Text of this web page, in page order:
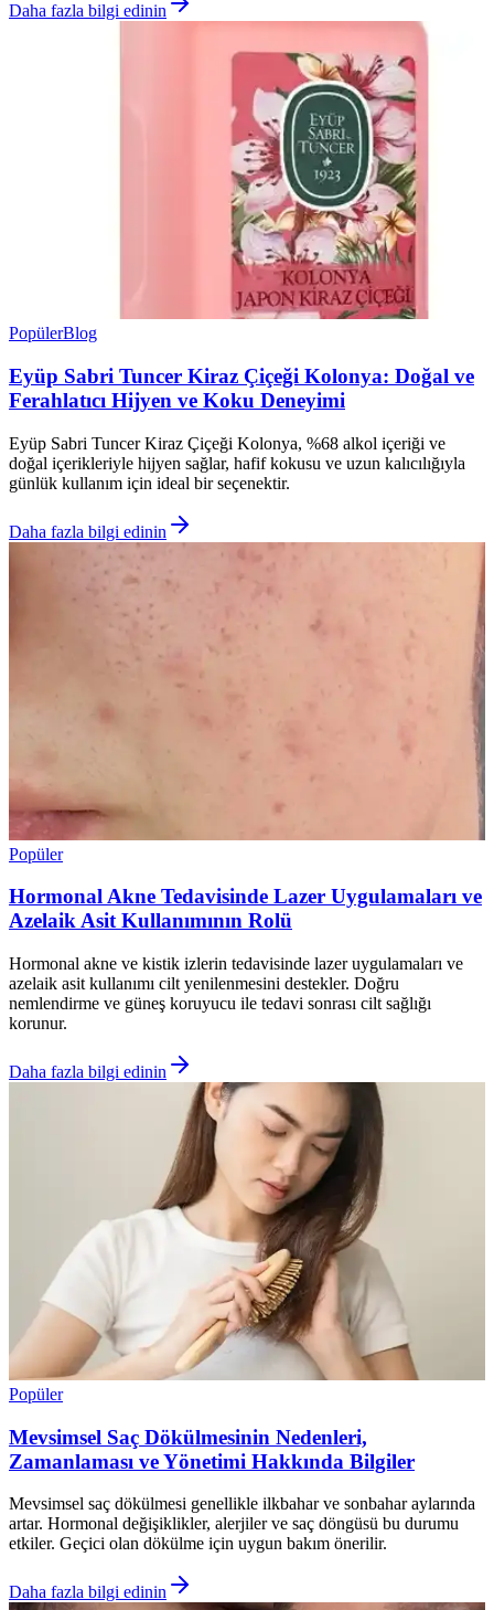
Daha fazla bilgi edinin
PopülerBlog
Eyüp Sabri Tuncer Kiraz Çiçeği Kolonya: Doğal ve
Ferahlatıcı Hijyen ve Koku Deneyimi
Eyüp Sabri Tuncer Kiraz Çiçeği Kolonya, %68 alkol içeriği ve
doğal içerikleriyle hijyen sağlar, hafif kokusu ve uzun kalıcılığıyla
günlük kullanım için ideal bir seçenektir.
Daha fazla bilgi edinin
Popüler
Hormonal Akne Tedavisinde Lazer Uygulamaları ve
Azelaik Asit Kullanımının Rolü
Hormonal akne ve kistik izlerin tedavisinde lazer uygulamaları ve
azelaik asit kullanımı cilt yenilenmesini destekler. Doğru
nemlendirme ve güneş koruyucu ile tedavi sonrası cilt sağlığı
korunur.
Daha fazla bilgi edinin
Popüler
Mevsimsel Saç Dökülmesinin Nedenleri,
Zamanlaması ve Yönetimi Hakkında Bilgiler
Mevsimsel saç dökülmesi genellikle ilkbahar ve sonbahar aylarında
artar. Hormonal değişiklikler, alerjiler ve saç döngüsü bu durumu
etkiler. Geçici olan dökülme için uygun bakım önerilir.
Daha fazla bilgi edinin